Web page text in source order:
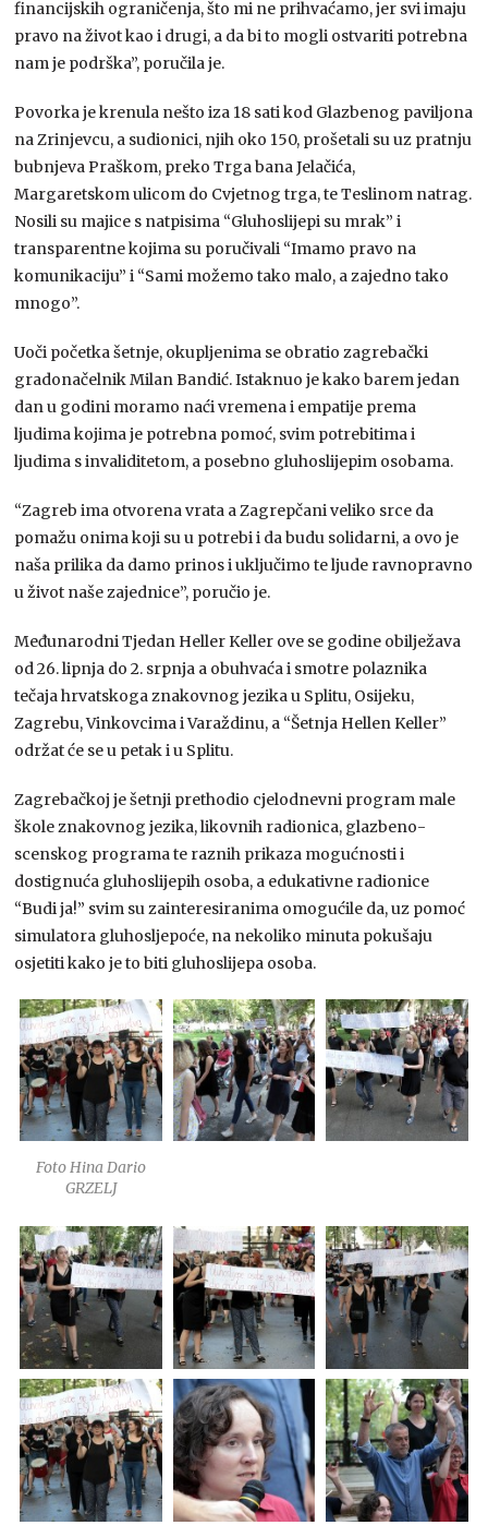
financijskih ograničenja, što mi ne prihvaćamo, jer svi imaju
pravo na život kao i drugi, a da bi to mogli ostvariti potrebna
nam je podrška”, poručila je.
Povorka je krenula nešto iza 18 sati kod Glazbenog paviljona
na Zrinjevcu, a sudionici, njih oko 150, prošetali su uz pratnju
bubnjeva Praškom, preko Trga bana Jelačića,
Margaretskom ulicom do Cvjetnog trga, te Teslinom natrag.
Nosili su majice s natpisima “Gluhoslijepi su mrak” i
transparentne kojima su poručivali “Imamo pravo na
komunikaciju” i “Sami možemo tako malo, a zajedno tako
mnogo”.
Uoči početka šetnje, okupljenima se obratio zagrebački
gradonačelnik Milan Bandić. Istaknuo je kako barem jedan
dan u godini moramo naći vremena i empatije prema
ljudima kojima je potrebna pomoć, svim potrebitima i
ljudima s invaliditetom, a posebno gluhoslijepim osobama.
“Zagreb ima otvorena vrata a Zagrepčani veliko srce da
pomažu onima koji su u potrebi i da budu solidarni, a ovo je
naša prilika da damo prinos i uključimo te ljude ravnopravno
u život naše zajednice”, poručio je.
Međunarodni Tjedan Heller Keller ove se godine obilježava
od 26. lipnja do 2. srpnja a obuhvaća i smotre polaznika
tečaja hrvatskoga znakovnog jezika u Splitu, Osijeku,
Zagrebu, Vinkovcima i Varaždinu, a “Šetnja Hellen Keller”
održat će se u petak i u Splitu.
Zagrebačkoj je šetnji prethodio cjelodnevni program male
škole znakovnog jezika, likovnih radionica, glazbeno-
scenskog programa te raznih prikaza mogućnosti i
dostignuća gluhoslijepih osoba, a edukativne radionice
“Budi ja!” svim su zainteresiranima omogućile da, uz pomoć
simulatora gluhosljepoće, na nekoliko minuta pokušaju
osjetiti kako je to biti gluhoslijepa osoba.
Foto Hina Dario
GRZELJ